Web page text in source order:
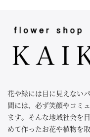
花や緑には目に見えない
間には、必ず笑顔やコミ
ます。そんな地域社会を
めて作ったお花や植物を